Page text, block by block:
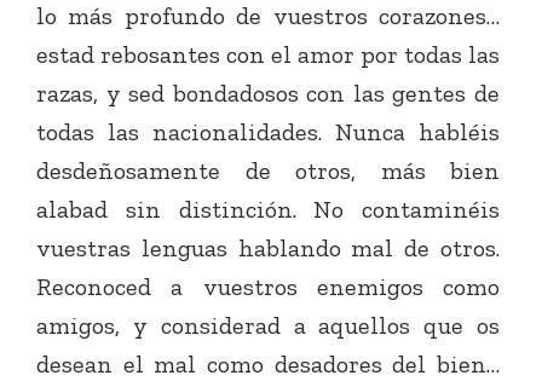
lo más profundo de vuestros corazones…
estad rebosantes con el amor por todas las
razas, y sed bondadosos con las gentes de
todas las nacionalidades. Nunca habléis
desdeñosamente de otros, más bien
alabad sin distinción. No contaminéis
vuestras lenguas hablando mal de otros.
Reconoced a vuestros enemigos como
amigos, y considerad a aquellos que os
desean el mal como desadores del bien…